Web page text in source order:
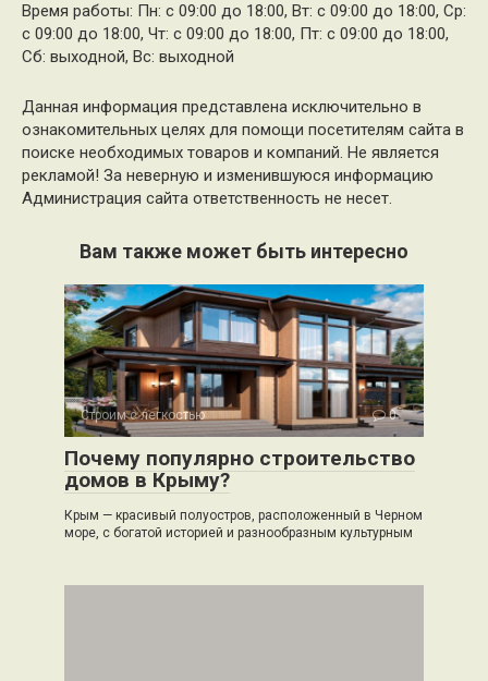
Время работы: Пн: с 09:00 до 18:00, Вт: с 09:00 до 18:00, Ср:
с 09:00 до 18:00, Чт: с 09:00 до 18:00, Пт: с 09:00 до 18:00,
Сб: выходной, Вс: выходной
Данная информация представлена исключительно в
ознакомительных целях для помощи посетителям сайта в
поиске необходимых товаров и компаний. Не является
рекламой! За неверную и изменившуюся информацию
Администрация сайта ответственность не несет.
Вам также может быть интересно
Строим с легкостью 0
Почему популярно строительство
домов в Крыму?
Крым — красивый полуостров, расположенный в Черном
море, с богатой историей и разнообразным культурным